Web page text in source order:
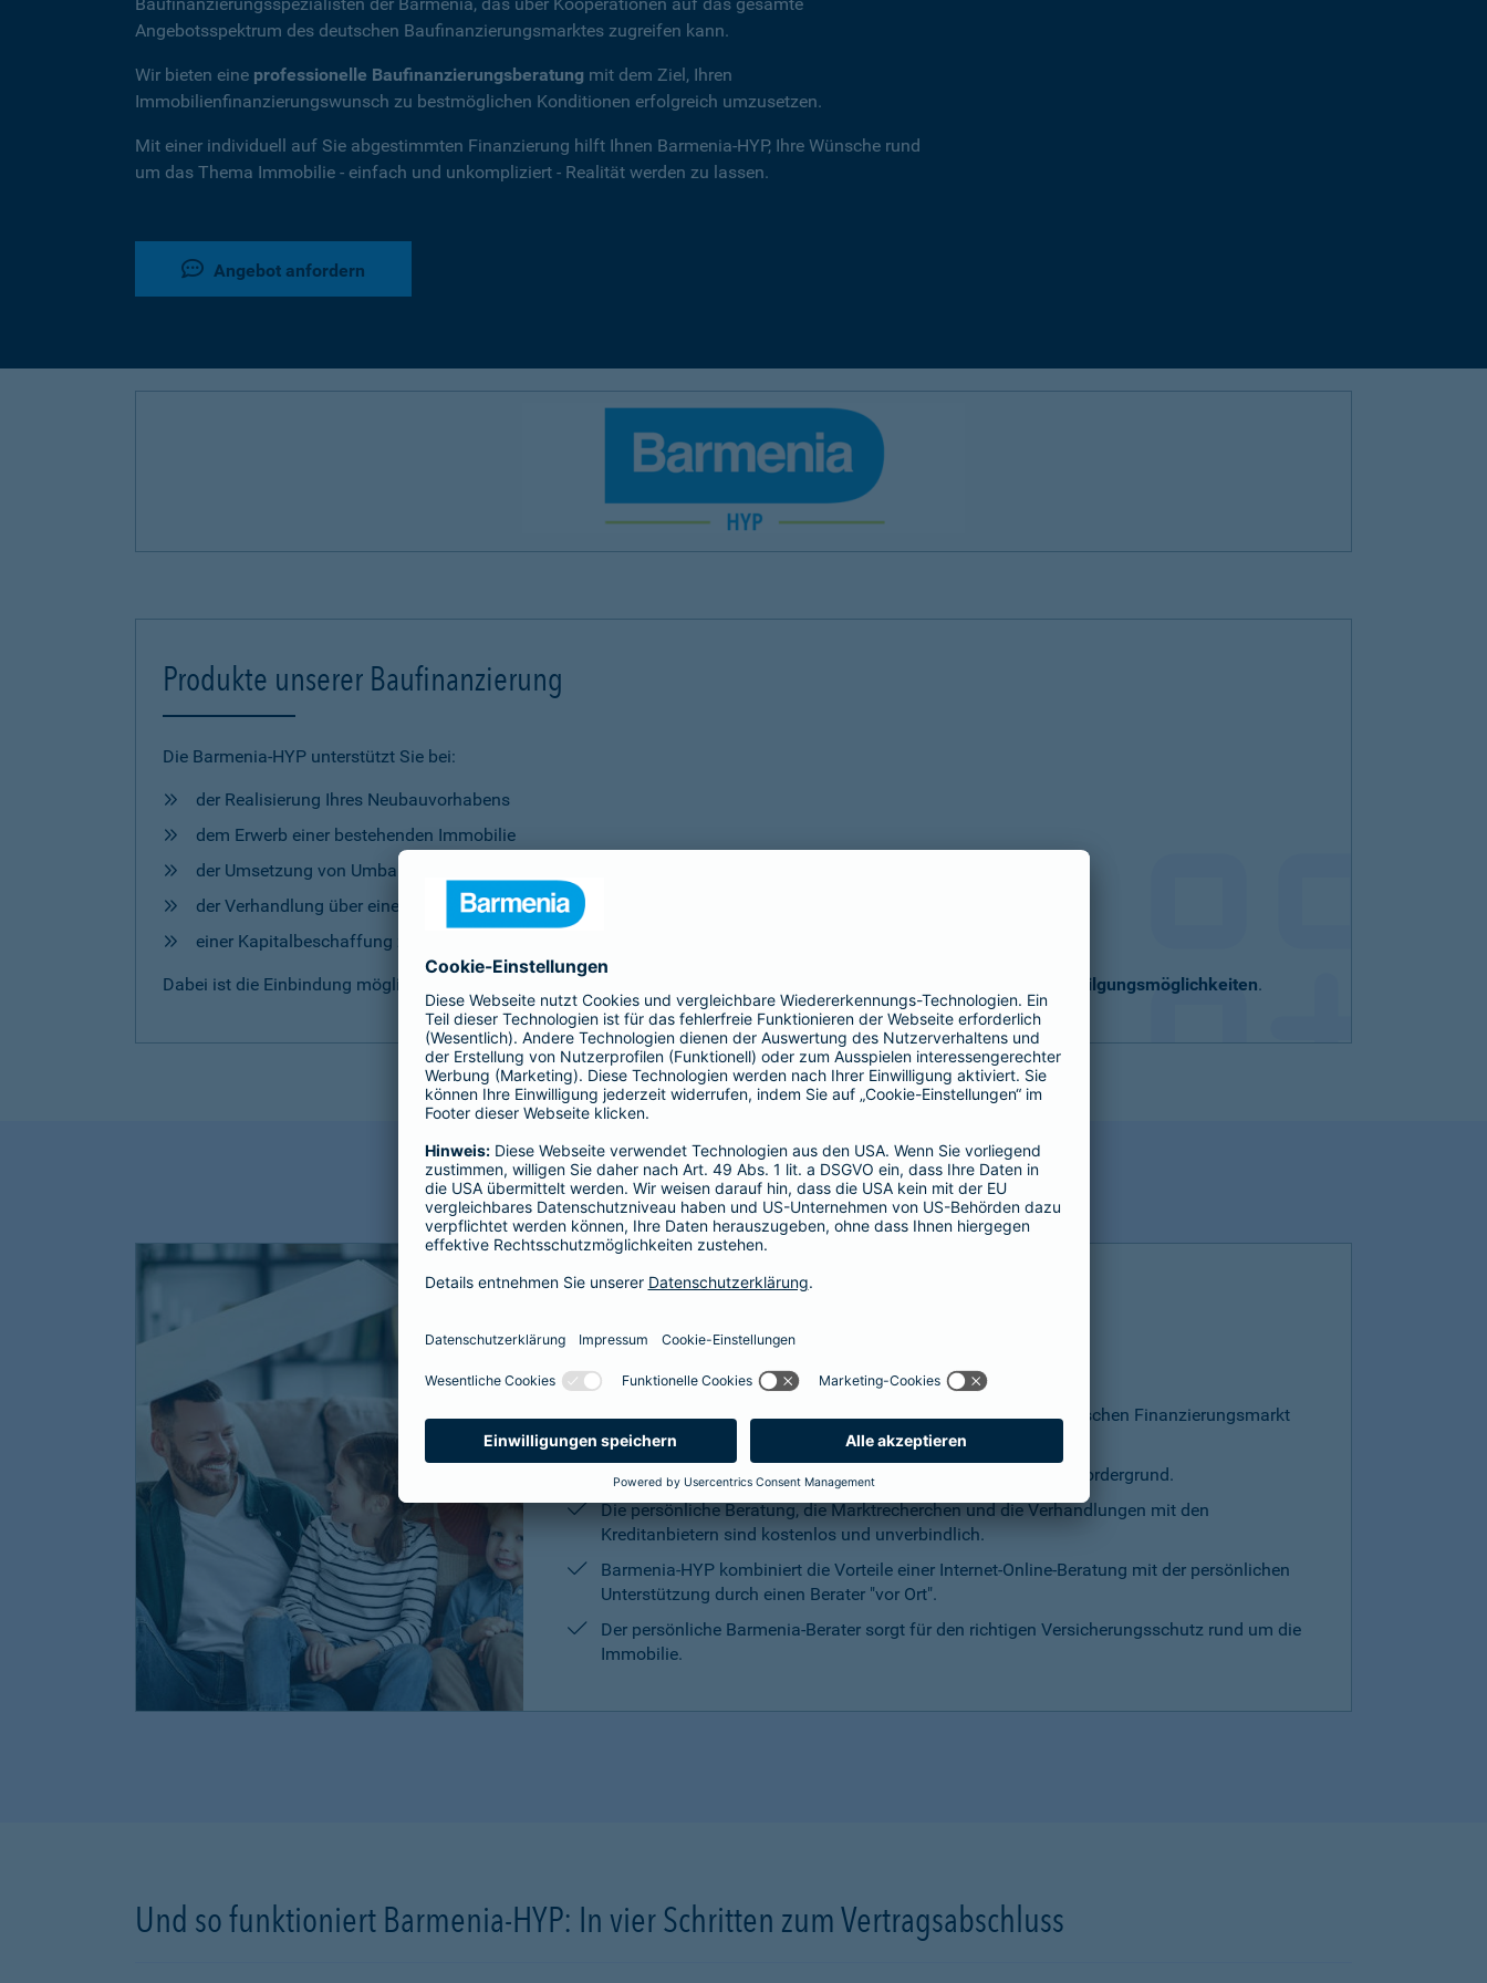
Angebotsspektrum des deutschen Baufinanzierungsmarktes zugreifen kann.
Wir bieten eine professionelle Baufinanzierungsberatung mit dem Ziel, Ihren
Immobilienfinanzierungswunsch zu bestmöglichen Konditionen erfolgreich umzusetzen.
Mit einer individuell auf Sie abgestimmten Finanzierung hilft Ihnen Barmenia-HYP, Ihre Wünsche rund
um das Thema Immobilie - einfach und unkompliziert - Realität werden zu lassen.
Angebot anfordern
Produkte unserer Baufinanzierung
Die Barmenia-HYP unterstützt Sie bei:
der Realisierung Ihres Neubauvorhabens
dem Erwerb einer bestehenden Immobilie
der Umsetzung von Umbau- und Modernisierungsmaßnahmen
der Verhandlung über eine Anschlussfinanzierung bei Ihrer Bank
einer Kapitalbeschaffung zur freien Verwendung
Dabei ist die Einbindung möglicher genauso selbstverständlich wie die Vereinbarung individueller Sondertilgungsmöglichkeiten.
Vorteile der Barmenia-HYP
Barmenia-HYP ist ungebunden.
Barmenia-HYP kann durch den Zugriff auf den gesamten deutschen Finanzierungsmarkt
flexibel auf Ihre Wünsche reagieren.
Die Machbarkeit der Finanzierung zum besten Preis steht im Vordergrund.
Die persönliche Beratung, die Marktrecherchen und die Verhandlungen mit den
Kreditanbietern sind kostenlos und unverbindlich.
Barmenia-HYP kombiniert die Vorteile einer Internet-Online-Beratung mit der persönlichen
Unterstützung durch einen Berater "vor Ort".
Der persönliche Barmenia-Berater sorgt für den richtigen Versicherungsschutz rund um die
Immobilie.
Und so funktioniert Barmenia-HYP: In vier Schritten zum Vertragsabschluss